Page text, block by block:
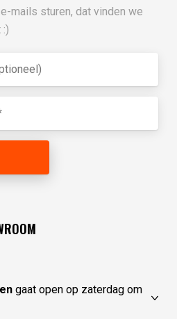
mails sturen, dat vinden we
gaat open op zaterdag om